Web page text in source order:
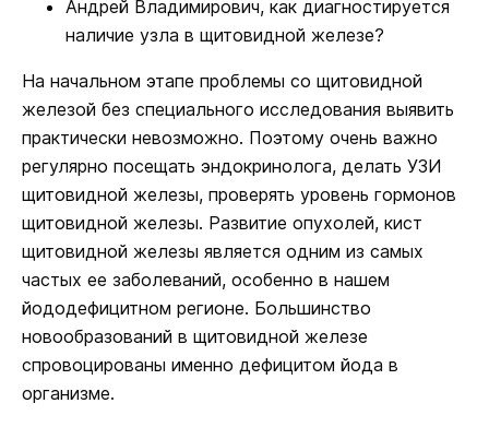
Андрей Владимирович, как диагностируется
наличие узла в щитовидной железе?
На начальном этапе проблемы со щитовидной
железой без специального исследования выявить
практически невозможно. Поэтому очень важно
регулярно посещать эндокринолога, делать УЗИ
щитовидной железы, проверять уровень гормонов
щитовидной железы. Развитие опухолей, кист
щитовидной железы является одним из самых
частых ее заболеваний, особенно в нашем
йододефицитном регионе. Большинство
новообразований в щитовидной железе
спровоцированы именно дефицитом йода в
организме.